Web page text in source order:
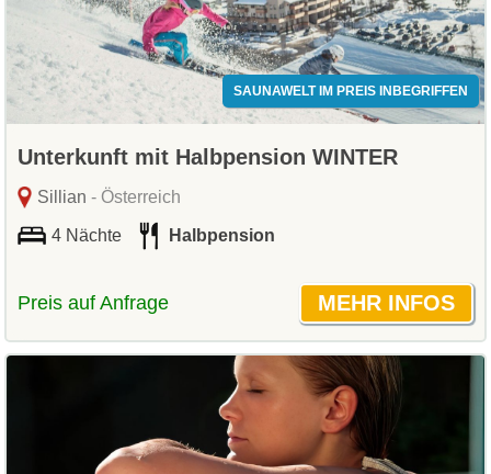
SAUNAWELT IM PREIS INBEGRIFFEN
Unterkunft mit Halbpension WINTER
Sillian - Österreich
4 Nächte Halbpension
Preis auf Anfrage